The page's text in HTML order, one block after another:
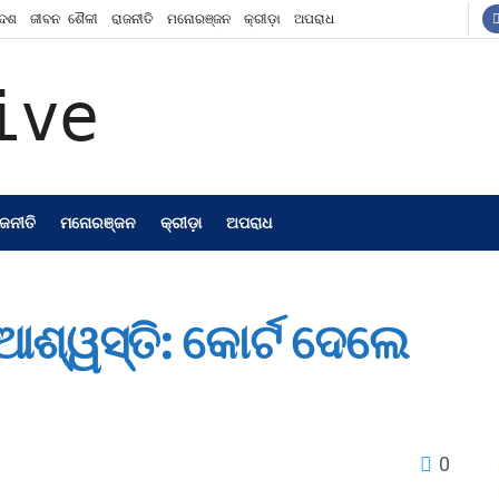
ଜୀବନ ଶୈଳୀ ରାଜନୀତି ମନୋରଞ୍ଜନ କ୍ରୀଡ଼ା ଅପରାଧ
ମନୋରଞ୍ଜନ କ୍ରୀଡ଼ା ଅପରାଧ
କୋର୍ଟ ଦେଲେ
0